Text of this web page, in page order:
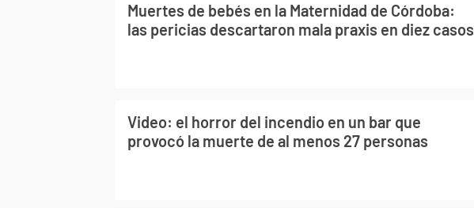
Muertes de bebés en la Maternidad de Córdoba:
las pericias descartaron mala praxis en diez casos
Video: el horror del incendio en un bar que
provocó la muerte de al menos 27 personas